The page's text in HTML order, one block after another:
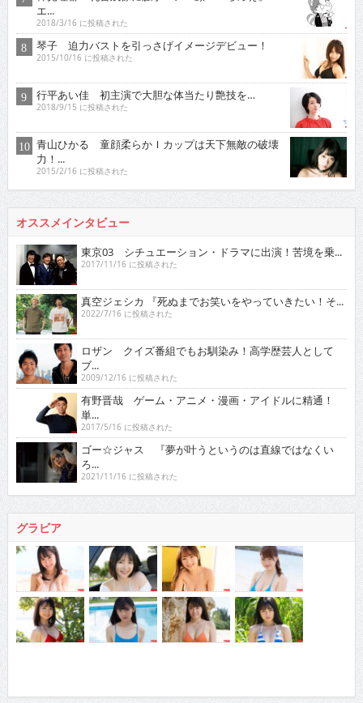
エ...
2018/3/16 に投稿された
琴子 迫力バストを引っさげイメージデビュー！
2015/10/16 に投稿された
行平あい佳 初主演で大胆な体当たり艶技を…
2018/9/15 に投稿された
青山ひかる 童顔柔らかＩカップは天下無敵の破壊
力！...
2015/2/16 に投稿された
オススメインタビュー
東京03 シチュエーション・ドラマに出演！苦境を乗...
2017/11/16 に投稿された
真空ジェシカ 『死ぬまでお笑いをやっていきたい！そ...
2022/7/16 に投稿された
ロザン クイズ番組でもお馴染み！高学歴芸人として
ブ...
2009/12/16 に投稿された
有野晋哉 ゲーム・アニメ・漫画・アイドルに精通！
単...
2017/5/16 に投稿された
ゴー☆ジャス 『夢が叶うというのは直線ではなくい
ろ...
2021/11/16 に投稿された
グラビア